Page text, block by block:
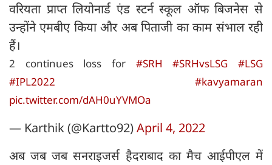
वरियता प्राप्त लियोनार्ड एंड स्टर्न स्कूल ऑफ बिजनेस से
उन्होंने एमबीए किया और अब पिताजी का काम संभाल रही
हैं।
2 continues loss for #SRH #SRHvsLSG
#LSG
#IPL2022
#kavyamaran
pic.twitter.com/dAH0uYVMOa
— Karthik (@Kartto92)April 4, 2022
अब जब जब सनराइजर्स हैदराबाद का मैच आईपीएल में